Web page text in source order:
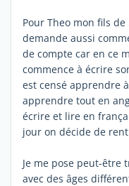
Pour Theo mon fils
demande aussi
de compte car en ce
commence à écrire
est censé apprendre
apprendre tout en
écrire et lire en
jour on décide de
Je me pose peut-être
avec des âges